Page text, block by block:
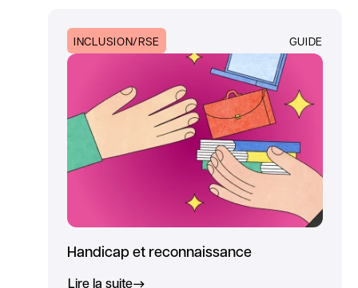
INCLUSION/RSE GUIDE
Handicap et reconnaissance
Lire la suite